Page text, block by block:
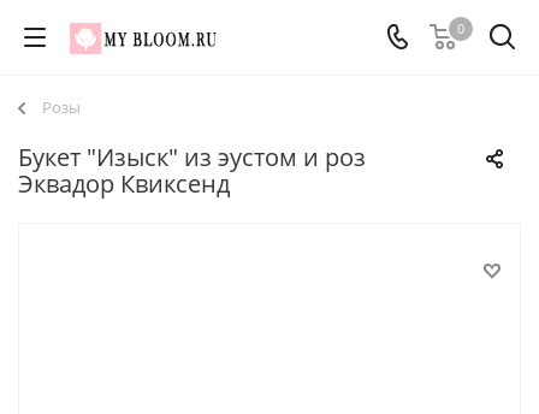
0
Розы
Букет "Изыск" из эустом и роз
Эквадор Квиксенд